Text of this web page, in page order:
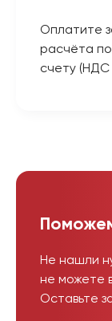
Оплатите
расчёта
счету (НДС
Не нашли
не можете
Оставьте